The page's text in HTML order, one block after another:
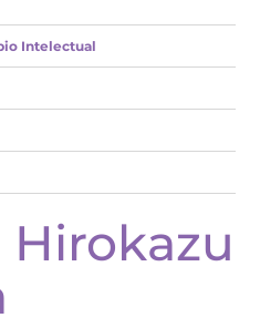
Intelectual